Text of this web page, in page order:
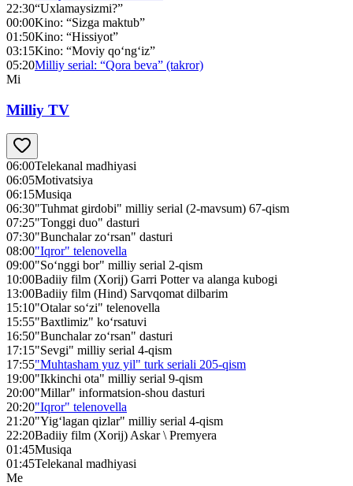
22:30“Uxlamaysizmi?”
00:00Kino: “Sizga maktub”
01:50Kino: “Hissiyot”
03:15Kino: “Moviy qo‘ng‘iz”
05:20Milliy serial: “Qora beva” (takror)
Mi
Milliy TV
06:00Telekanal madhiyasi
06:05Motivatsiya
06:15Musiqa
06:30"Tuhmat girdobi" milliy serial (2-mavsum) 67-qism
07:25"Tonggi duo" dasturi
07:30"Bunchalar zo‘rsan" dasturi
08:00"Iqror" telenovella
09:00"So‘nggi bor" milliy serial 2-qism
10:00Badiiy film (Xorij) Garri Potter va alanga kubogi
13:00Badiiy film (Hind) Sarvqomat dilbarim
15:10"Otalar so‘zi" telenovella
15:55"Baxtlimiz" ko‘rsatuvi
16:50"Bunchalar zo‘rsan" dasturi
17:15"Sevgi" milliy serial 4-qism
17:55"Muhtasham yuz yil" turk seriali 205-qism
19:00"Ikkinchi ota" milliy serial 9-qism
20:00"Millar" informatsion-shou dasturi
20:20"Iqror" telenovella
21:20"Yig‘lagan qizlar" milliy serial 4-qism
22:20Badiiy film (Xorij) Askar \ Premyera
01:45Musiqa
01:45Telekanal madhiyasi
Me